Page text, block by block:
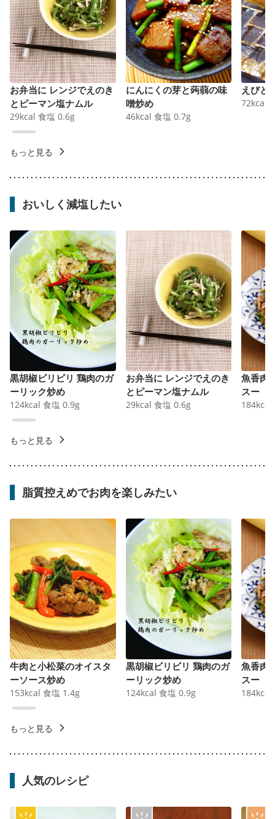
お弁当に レンジでえのき
とピーマン塩ナムル
29kcal 食塩 0.6g
にんにくの芽と蒟蒻の味
噌炒め
46kcal 食塩 0.7g
えびと
72kcal
もっと見る
おいしく減塩したい
黒胡椒ビリビリ 鶏肉のガ
ーリック炒め
124kcal 食塩 0.9g
お弁当に レンジでえのき
とピーマン塩ナムル
29kcal 食塩 0.6g
魚香肉
スー
184kcal
もっと見る
脂質控えめでお肉を楽しみたい
牛肉と小松菜のオイスタ
ーソース炒め
153kcal 食塩 1.4g
黒胡椒ビリビリ 鶏肉のガ
ーリック炒め
124kcal 食塩 0.9g
魚香肉
スー
184kcal
もっと見る
人気のレシピ